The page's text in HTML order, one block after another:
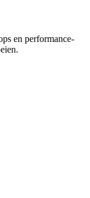
en performance-